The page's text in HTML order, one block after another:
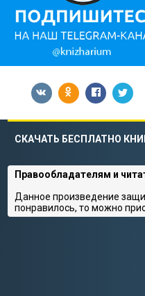
СКАЧАТЬ БЕСПЛАТНО
Правообладателям и
Данное произведение
понравилось, то можно